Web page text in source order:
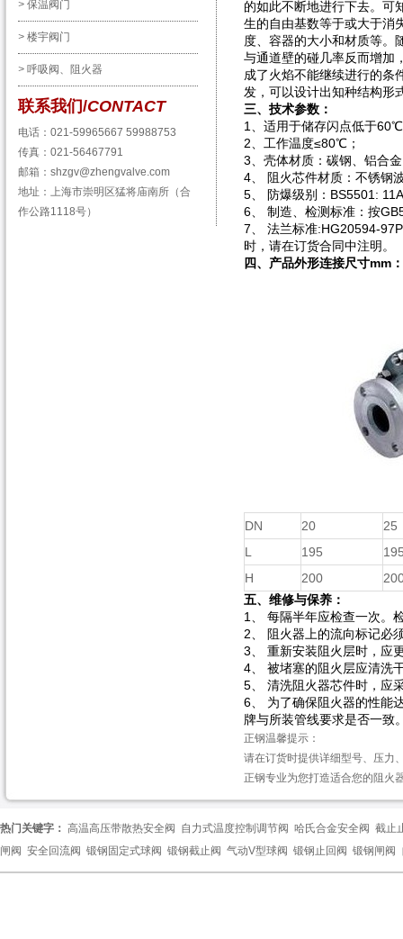
> 保温阀门
> 楼宇阀门
> 呼吸阀、阻火器
联系我们/CONTACT
电话：021-59965667 59988753
传真：021-56467791
邮箱：shzgv@zhengvalve.com
地址：上海市崇明区猛将庙南所（合
作公路1118号）
的如此不断地进行下去。可
生的自由基数等于或大于消
度、容器的大小和材质等。
与通道壁的碰几率反而增加
成了火焰不能继续进行的条
发，可以设计出知种结构形
三、技术参数：
1、适用于储存闪点低于
2、工作温度≤80℃；
3、壳体材质：碳钢、铝合
4、 阻火芯件材质：不锈钢
5、 防爆级别：BS5501:
6、 制造、检测标准：按
7、 法兰标准:HG20594-
时，请在订货合同中注明。
四、产品外形连接尺寸mm：
DN 20
25
L
195
H
200
五、维修与保养：
1、 每隔半年应检查一次。
2、 阻火器上的流向标记必
3、 重新安装阻火层时，应
4、 被堵塞的阻火层应清洗
5、 清洗阻火器芯件时，应
6、 为了确保阻火器的性能
牌与所装管线要求是否一致
正钢温馨提示：
请在订货时提供详细型号、压力
正钢专业为您打造适合您的阻火
热门关键字： 高温高压带散热安全阀 自力式温度控制调节阀 哈氏合金安全阀 截止
闸阀 安全回流阀 锻钢固定式球阀 锻钢截止阀 气动V型球阀 锻钢止回阀 锻钢闸阀